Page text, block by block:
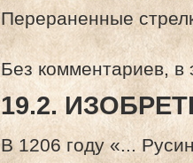
Перераненные
Без комментариев,
19.2.
В 1206 году «...